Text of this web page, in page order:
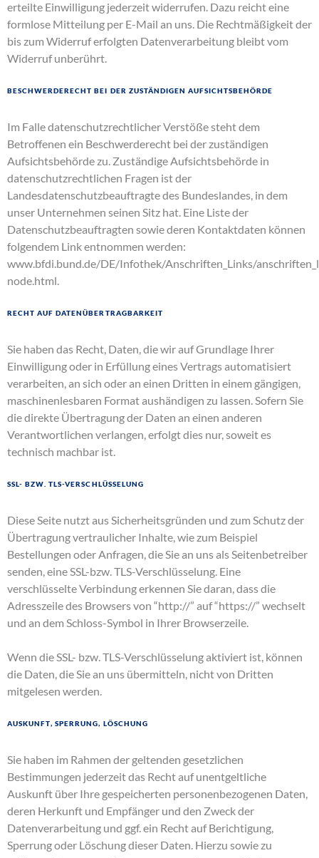
erteilte Einwilligung jederzeit widerrufen. Dazu reicht eine
formlose Mitteilung per E-Mail an uns. Die Rechtmäßigkeit der
bis zum Widerruf erfolgten Datenverarbeitung bleibt vom
Widerruf unberührt.
Beschwerderecht bei der zuständigen Aufsichtsbehörde
Im Falle datenschutzrechtlicher Verstöße steht dem
Betroffenen ein Beschwerderecht bei der zuständigen
Aufsichtsbehörde zu. Zuständige Aufsichtsbehörde in
datenschutzrechtlichen Fragen ist der
Landesdatenschutzbeauftragte des Bundeslandes, in dem
unser Unternehmen seinen Sitz hat. Eine Liste der
Datenschutzbeauftragten sowie deren Kontaktdaten können
folgendem Link entnommen werden:
www.bfdi.bund.de/DE/Infothek/Anschriften_Links/
node.html.
Recht auf Datenübertragbarkeit
Sie haben das Recht, Daten, die wir auf Grundlage Ihrer
Einwilligung oder in Erfüllung eines Vertrags automatisiert
verarbeiten, an sich oder an einen Dritten in einem gängigen,
maschinenlesbaren Format aushändigen zu lassen. Sofern Sie
die direkte Übertragung der Daten an einen anderen
Verantwortlichen verlangen, erfolgt dies nur, soweit es
technisch machbar ist.
SSL- bzw. TLS-Verschlüsselung
Diese Seite nutzt aus Sicherheitsgründen und zum Schutz der
Übertragung vertraulicher Inhalte, wie zum Beispiel
Bestellungen oder Anfragen, die Sie an uns als Seitenbetreiber
senden, eine SSL-bzw. TLS-Verschlüsselung. Eine
verschlüsselte Verbindung erkennen Sie daran, dass die
Adresszeile des Browsers von “http://” auf “https://” wechselt
und an dem Schloss-Symbol in Ihrer Browserzeile.
Wenn die SSL- bzw. TLS-Verschlüsselung aktiviert ist, können
die Daten, die Sie an uns übermitteln, nicht von Dritten
mitgelesen werden.
Auskunft, Sperrung, Löschung
Sie haben im Rahmen der geltenden gesetzlichen
Bestimmungen jederzeit das Recht auf unentgeltliche
Auskunft über Ihre gespeicherten personenbezogenen Daten,
deren Herkunft und Empfänger und den Zweck der
Datenverarbeitung und ggf. ein Recht auf Berichtigung,
Sperrung oder Löschung dieser Daten. Hierzu sowie zu